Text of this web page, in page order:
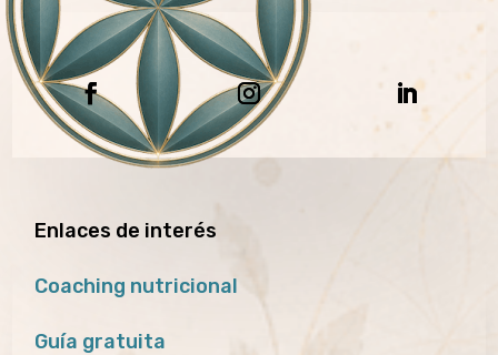
Enlaces de interés
Coaching nutricional
Guía gratuita